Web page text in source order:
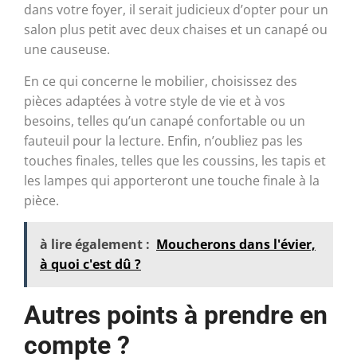
dans votre foyer, il serait judicieux d’opter pour un
salon plus petit avec deux chaises et un canapé ou
une causeuse.
En ce qui concerne le mobilier, choisissez des
pièces adaptées à votre style de vie et à vos
besoins, telles qu’un canapé confortable ou un
fauteuil pour la lecture. Enfin, n’oubliez pas les
touches finales, telles que les coussins, les tapis et
les lampes qui apporteront une touche finale à la
pièce.
à lire également : Moucherons dans l'évier,
à quoi c'est dû ?
Autres points à prendre en
compte ?